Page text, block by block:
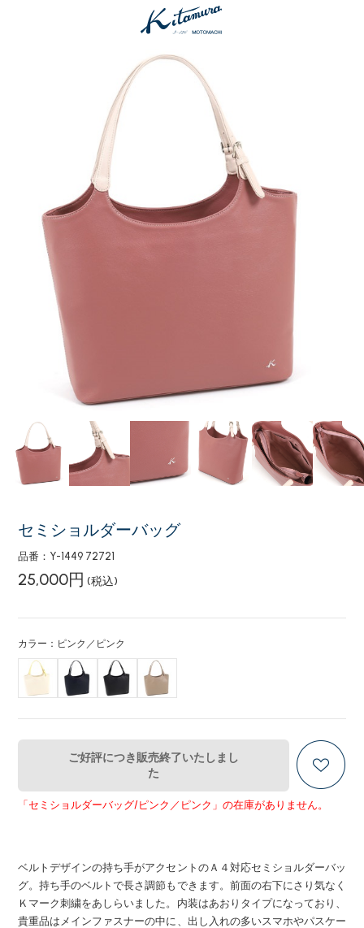
セミショルダーバッグ
品番：Y-1449 72721
25,000円 (税込)
カラー：ピンク／ピンク
ご好評につき販売終了いたしまし
た
「セミショルダーバッグ/ピンク／ピンク」の在庫がありません。
ベルトデザインの持ち手がアクセントのＡ４対応セミショルダーバッ
グ。持ち手のベルトで長さ調節もできます。前面の右下にさり気なく
Ｋマーク刺繍をあしらいました。内装はあおりタイプになっており、
貴重品はメインファスナーの中に、出し入れの多いスマホやパスケー